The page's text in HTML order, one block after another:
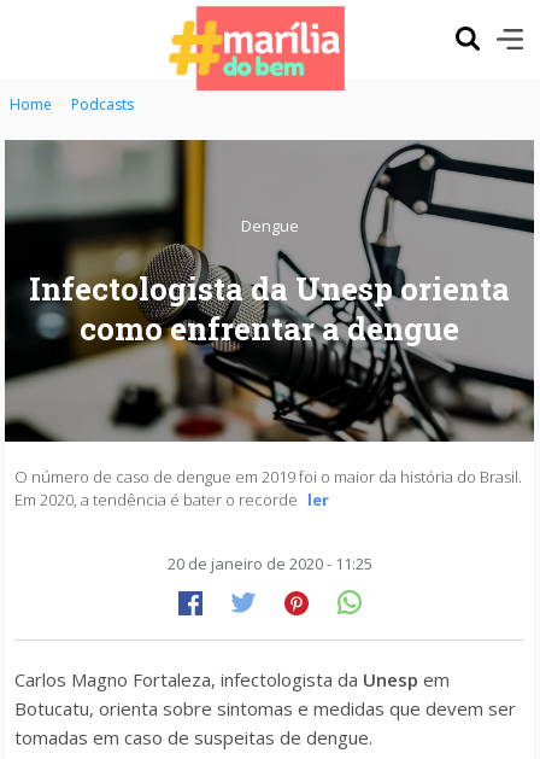
Home Podcasts
Dengue
Infectologista da Unesp orienta
como enfrentar a dengue
O número de caso de dengue em 2019 foi o maior da história do Brasil.
Em 2020, a tendência é bater o recorde ler
20 de janeiro de 2020 - 11:25
Carlos Magno Fortaleza, infectologista da Unesp em
Botucatu, orienta sobre sintomas e medidas que devem ser
tomadas em caso de suspeitas de dengue.